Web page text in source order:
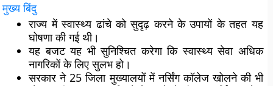
मुख्य बिंदु
राज्य में स्वास्थ्य ढांचे को सुदृढ़ करने के उपायों के तहत यह
घोषणा की गई थी।
यह बजट यह भी सुनिश्चित करेगा कि स्वास्थ्य सेवा अधिक
नागरिकों के लिए सुलभ हो।
सरकार ने 25 जिला मुख्यालयों में नर्सिंग कॉलेज खोलने की भी